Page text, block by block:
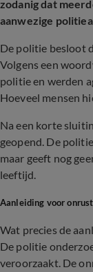
zodanig dat
aanwezige
De politie besloot
Volgens een
politie en werden
Hoeveel mensen
Na een korte
geopend. De
maar geeft nog
leeftijd.
Aanleiding voor
Wat precies de
De politie
veroorzaakt. De